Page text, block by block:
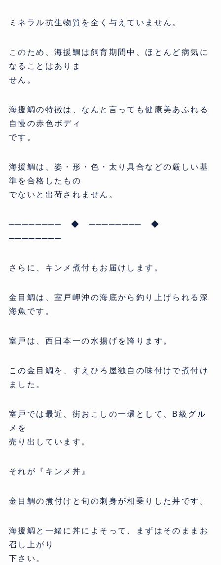
ミネラル抗生物質を全く与えていません。
このため、海援鯛は飼育期間中、ほとんど病気に
なることはありま
せん。
海援鯛の特徴は、なんと言っても健康美あふれる
自慢の赤色ボディ
です。
海援鯛は、姿・形・色・太り具合などの厳しい基
準を合格したもの
でないと出荷されません。
──────── ◆ ──────── ◆
────────
さらに、キンメ煮付もお届けします。
金目鯛は、室戸岬沖の海底から釣り上げられる深
海魚です。
室戸は、西日本一の水揚げを誇ります。
この金目鯛を、すえひろ屋独自の味付けで煮付け
ました。
室戸では最近、街おこしの一環として、B級グル
メを
売り出しています。
それが『キンメ丼』
金目鯛の煮付けと旬の刺身が相乗りした丼です。
海援鯛と一緒に丼によそって、まずはそのままお
召し上がり
下さい。